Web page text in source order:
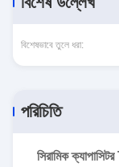
বিশেষভাবে তুলে ধরা:
পরিচিতি
সিরামিক